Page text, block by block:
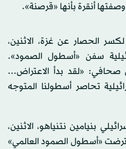
أنقرة بأنها «قرصنة».
الحصار عن غزة، الاثنين،
سفن «أسطول الصمود».
صحافي: «لقد بدأ الاعتراض...
تحاصر أسطولنا المتوجه
بنيامين نتنياهو، الاثنين،
«أسطول الصمود العالمي»